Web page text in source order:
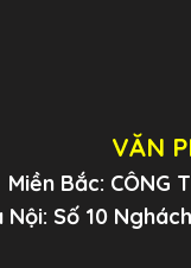
VĂN
Miền Bắc: CÔNG
Nội: Số 10